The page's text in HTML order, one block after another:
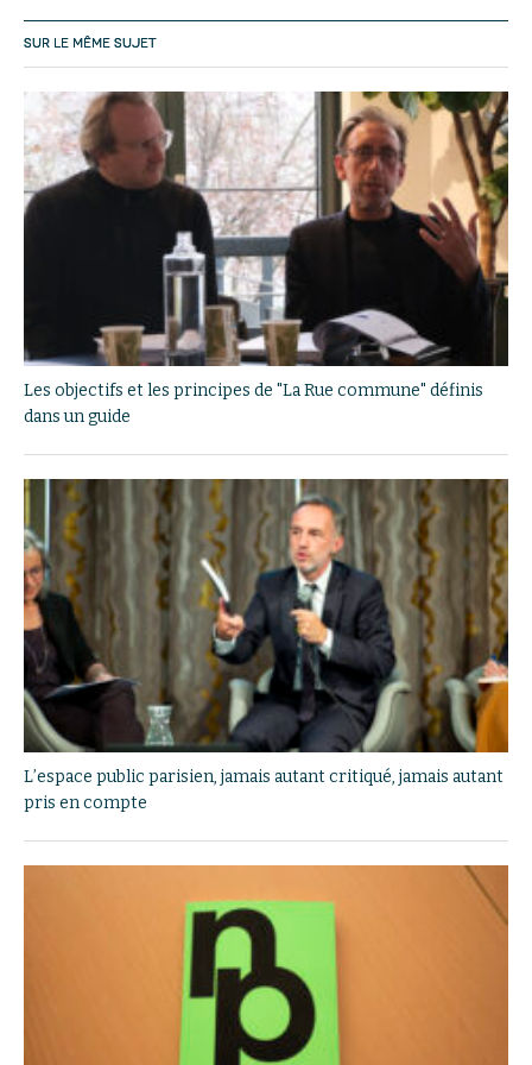
SUR LE MÊME SUJET
Les objectifs et les principes de "La Rue commune" définis
dans un guide
L’espace public parisien, jamais autant critiqué, jamais autant
pris en compte